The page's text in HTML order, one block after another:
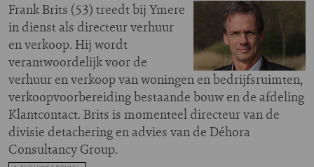
Frank Brits (53) treedt bij Ymere
in dienst als directeur verhuur
en verkoop. Hij wordt
verantwoordelijk voor de
verhuur en verkoop van woningen en bedrijfsruimten,
verkoopvoorbereiding bestaande bouw en de afdeling
Klantcontact. Brits is momenteel directeur van de
divisie detachering en advies van de Déhora
Consultancy Group.